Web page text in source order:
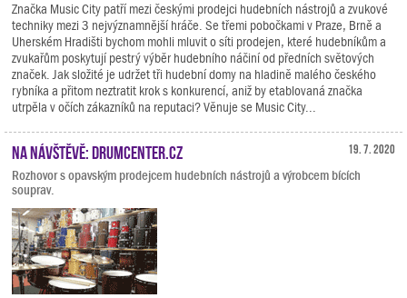
Značka Music City patří mezi českými prodejci hudebních nástrojů a zvukové
techniky mezi 3 nejvýznamnější hráče. Se třemi pobočkami v Praze, Brně a
Uherském Hradišti bychom mohli mluvit o síti prodejen, které hudebníkům a
zvukařům poskytují pestrý výběr hudebního náčiní od předních světových
značek. Jak složité je udržet tři hudební domy na hladině malého českého
rybníka a přitom neztratit krok s konkurencí, aniž by etablovaná značka
utrpěla v očích zákazníků na reputaci? Věnuje se Music City...
19. 7. 2020
Na návštěvě: Drumcenter.cz
Rozhovor s opavským prodejcem hudebních nástrojů a výrobcem bících
souprav.